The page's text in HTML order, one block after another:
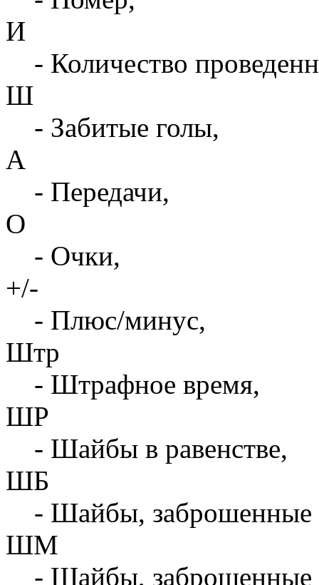
И
- Количество
Ш
- Забитые голы,
А
- Передачи,
О
- Очки,
+/-
- Плюс/минус,
Штр
- Штрафное время,
ШР
- Шайбы в равенстве,
ШБ
- Шайбы, заброшенные
ШМ
- Шайбы, заброшенные